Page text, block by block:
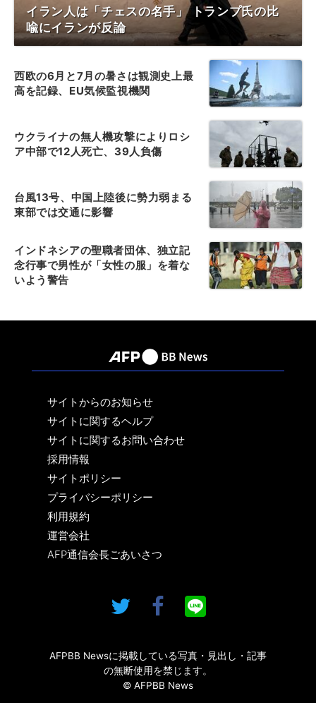
イラン人は「チェスの名手」 トランプ氏の比
喩にイランが反論
西欧の6月と7月の暑さは観測史上最
高を記録、EU気候監視機関
ウクライナの無人機攻撃によりロシ
ア中部で12人死亡、39人負傷
台風13号、中国上陸後に勢力弱まる
東部では交通に影響
インドネシアの聖職者団体、独立記
念行事で男性が「女性の服」を着な
いよう警告
サイトからのお知らせ
サイトに関するヘルプ
サイトに関するお問い合わせ
採用情報
サイトポリシー
プライバシーポリシー
利用規約
運営会社
AFP通信会長ごあいさつ
AFPBB Newsに掲載している写真・見出し・記事
の無断使用を禁じます。
© AFPBB News